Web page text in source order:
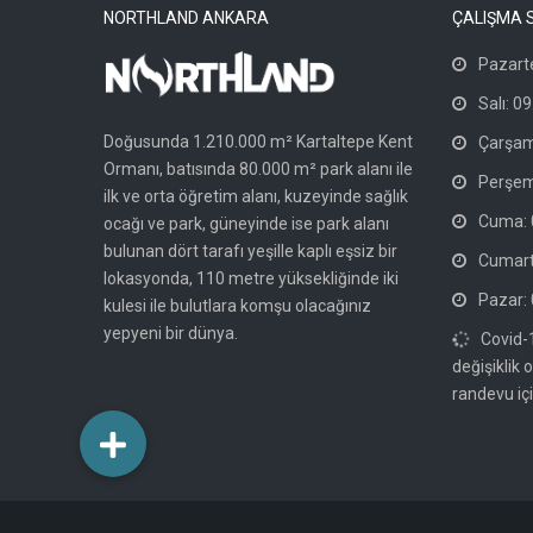
NORTHLAND ANKARA
Doğusunda 1.210.000 m² Kartaltepe Kent
Ormanı, batısında 80.000 m² park alanı ile
ilk ve orta öğretim alanı, kuzeyinde sağlık
ocağı ve park, güneyinde ise park alanı
bulunan dört tarafı yeşille kaplı eşsiz bir
lokasyonda, 110 metre yüksekliğinde iki
kulesi ile bulutlara komşu olacağınız
yepyeni bir dünya.
ÇALIŞMA
Salı:
Cuma:
Pazar:
Covid-
değişiklik
randevu